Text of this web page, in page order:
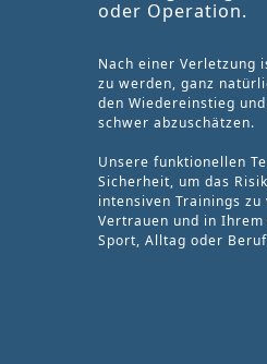
oder Operation.
Nach einer Verletzung
zu werden, ganz
den Wiedereinstieg
schwer abzuschätzen.
Unsere funktionellen
Sicherheit, um das
intensiven Trainings
Vertrauen und in
Sport, Alltag oder